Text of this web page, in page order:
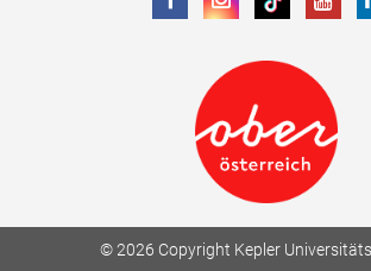
© 2026 Copyright Kepler